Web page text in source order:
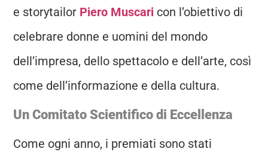
e storytailor Piero Muscari con l’obiettivo di
celebrare donne e uomini del mondo
dell’impresa, dello spettacolo e dell’arte, così
come dell’informazione e della cultura.
Un Comitato Scientifico di Eccellenza
Come ogni anno, i premiati sono stati